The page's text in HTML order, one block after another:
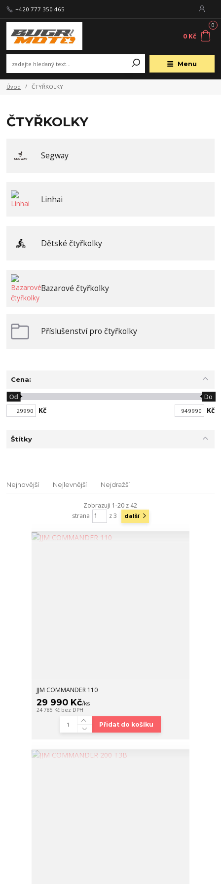
Menu
+420 777 350 465
0
0 Kč
Úvod ČTYŘKOLKY
ČTYŘKOLKY
Segway
Linhai
Dětské čtyřkolky
Bazarové čtyřkolky
Příslušenství pro čtyřkolky
Cena:
Kč
Od Do
Kč
Štítky
Nejnovější Nejlevnější Nejdražší
Zobrazuji 1-20 z 42
strana
z 3 další
JJM COMMANDER 110
29 990 Kč/ks
24 785 Kč bez DPH
Přidat do košíku